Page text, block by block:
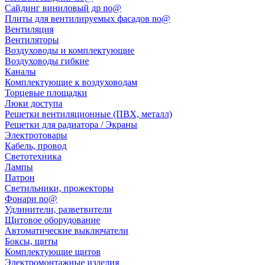
Сайдинг виниловый др no@
Плиты для вентилируемых фасадов no@
Вентиляция
Вентиляторы
Воздуховоды и комплектующие
Воздуховоды гибкие
Каналы
Комплектующие к воздуховодам
Торцевые площадки
Люки доступа
Решетки вентиляционные (ПВХ, металл)
Решетки для радиатора / Экраны
Электротовары
Кабель, провод
Светотехника
Лампы
Патрон
Светильники, прожекторы
Фонари no@
Удлинители, разветвители
Щитовое оборудование
Автоматические выключатели
Боксы, щиты
Комплектующие щитов
Электромонтажные изделия